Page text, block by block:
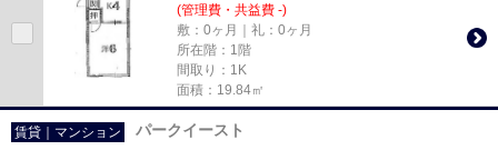
(管理費・共益費 -)
敷：0ヶ月｜礼：0ヶ月
所在階：1階
間取り：1K
面積：19.84㎡
賃貸｜マンション パークイースト